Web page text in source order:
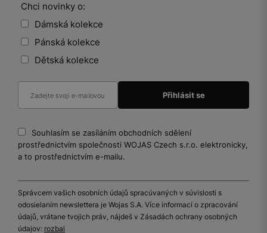
Chci novinky o:
Dámská kolekce
Pánská kolekce
Dětská kolekce
Souhlasím se zasíláním obchodních sdělení
prostřednictvím společnosti WOJAS Czech s.r.o. elektronicky,
a to prostřednictvím e-mailu.
Správcem vašich osobních údajů spracúvaných v súvislosti s
odosielaním newslettera je Wojas S.A. Více informací o zpracování
údajů, vrátane tvojich práv, nájdeš v Zásadách ochrany osobných
údajov: rozbal